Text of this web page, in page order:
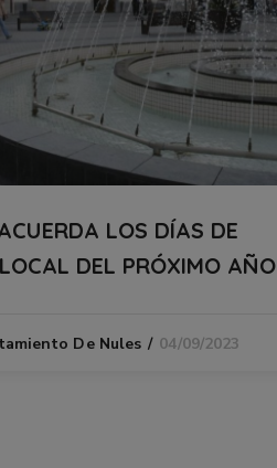
LOS DÍAS DE
DEL PRÓXIMO AÑO
De Nules 04/09/2023